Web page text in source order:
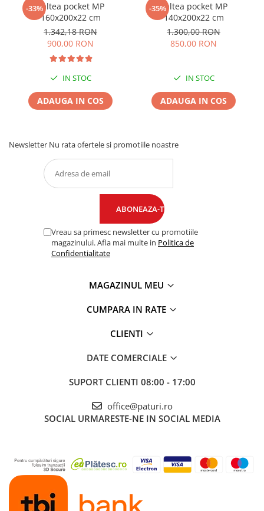
-33%Saltea pocket MP
160x200x22 cm
1.342,18 RON
900,00 RON
IN STOC
ADAUGA IN COS
-35%Saltea pocket MP
140x200x22 cm
1.300,00 RON
850,00 RON
IN STOC
ADAUGA IN COS
Newsletter Nu rata ofertele si promotiile noastre
Vreau sa primesc newsletter cu promotiile
magazinului. Afla mai multe in Politica de
Confidentialitate
MAGAZINUL MEU
CUMPARA IN RATE
CLIENTI
DATE COMERCIALE
SUPORT CLIENTI 08:00 - 17:00
office@paturi.ro
SOCIAL URMARESTE-NE IN SOCIAL MEDIA